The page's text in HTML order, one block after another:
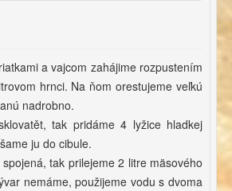
a vajcom zahájime rozpustením
hrnci. Na ňom orestujeme veľkú
nadrobno.
tak pridáme 4 lyžice hladkej
ju do cibule.
tak prilejeme 2 litre mäsového
nemáme, použijeme vodu s dvoma